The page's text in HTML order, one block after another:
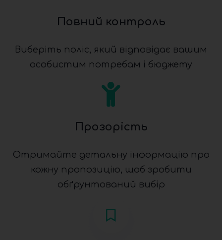
Повний контроль
Виберіть поліс, який відповідає вашим
особистим потребам і бюджету
Прозорість
Отримайте детальну інформацію про
кожну пропозицію, щоб зробити
обґрунтований вибір